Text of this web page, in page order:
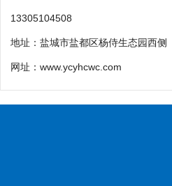
13305104508
地址：盐城市盐都区杨侍生态园西侧
网址： www.ycyhcwc.com